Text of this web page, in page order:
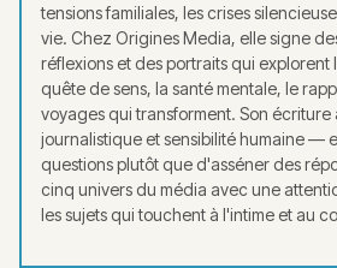
tensions familiales, les crises
vie. Chez Origines Media, elle signe
réflexions et des portraits qui explorent
quête de sens, la santé mentale, le
voyages qui transforment. Son écriture
journalistique et sensibilité humaine —
questions plutôt que d'asséner des
cinq univers du média avec une
les sujets qui touchent à l'intime et au